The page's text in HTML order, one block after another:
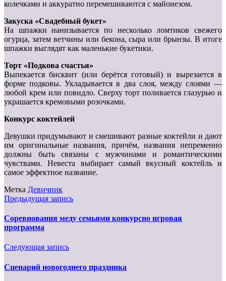
колечками и аккуратно перемешиваются с майонезом.
Закуска «Свадебный букет»
На шпажки нанизывается по несколько ломтиков свежего
огурца, затем ветчины или бекона, сыра или брынзы. В итоге
шпажки выглядят как маленькие букетики.
Торт «Подкова счастья»
Выпекается бисквит (или берётся готовый) и вырезается в
форме подковы. Укладывается в два слоя, между слоями —
любой крем или повидло. Сверху торт поливается глазурью и
украшается кремовыми розочками.
Конкурс коктейлей
Девушки придумывают и cмешивают разные коктейли и дают
им оригинальные названия, причём, названия непременно
должны быть связаны с мужчинами и романтическими
чувствами. Невеста выбирает самый вкусный коктейль и
самое эффектное название.
Метка Девичник
Предыдущая запись
Соревнования меду семьями конкурсно игровая
программа
Следующая запись
Сценарий новогоднего праздника